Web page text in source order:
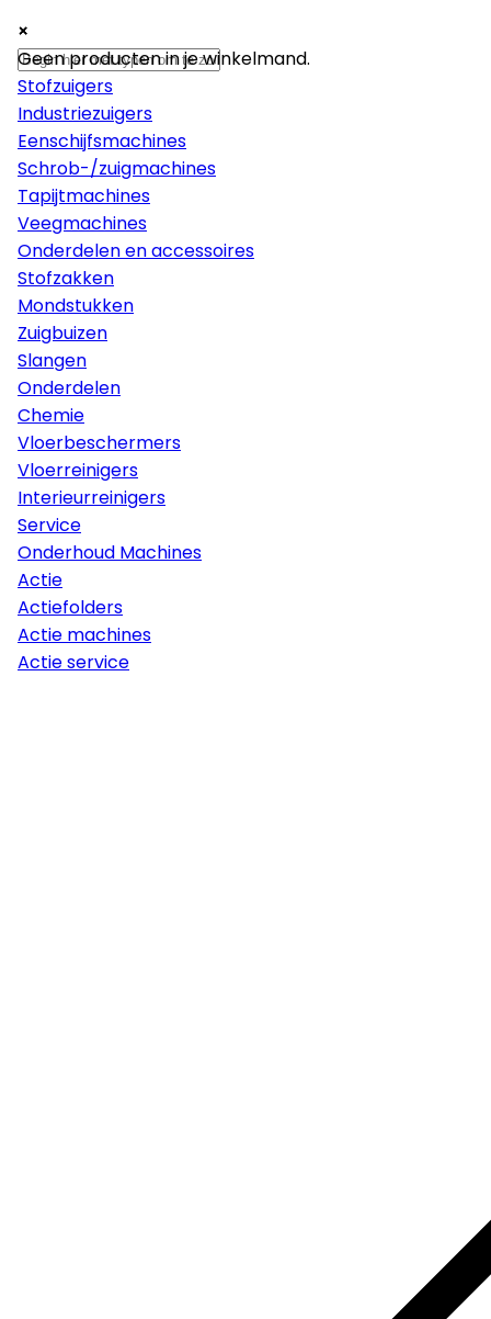
×
Machines
Stofzuigers
Industriezuigers
Eenschijfsmachines
Schrob-/zuigmachines
Tapijtmachines
Veegmachines
Onderdelen en accessoires
Stofzakken
Mondstukken
Zuigbuizen
Slangen
Onderdelen
Chemie
Vloerbeschermers
Vloerreinigers
Interieurreinigers
Service
Onderhoud Machines
Actie
Actiefolders
Actie machines
Actie service
×
×
Geen producten in je winkelmand.